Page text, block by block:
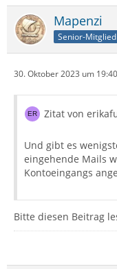
Mapenzi
Senior-Mitglied
30. Oktober 2023 um 19:40
Zitat von
Und gibt es
eingehende Mails
Kontoeingangs
Bitte diesen Beitrag